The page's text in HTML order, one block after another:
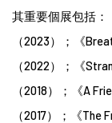
其重要個展包括：
（2023）；《
（2022）；《
（2018）；《A
（2017）；《The